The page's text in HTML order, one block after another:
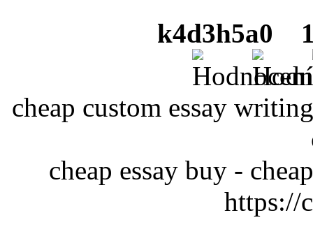
k4d3h5a0
cheap custom essay
cheap essay buy -
https://